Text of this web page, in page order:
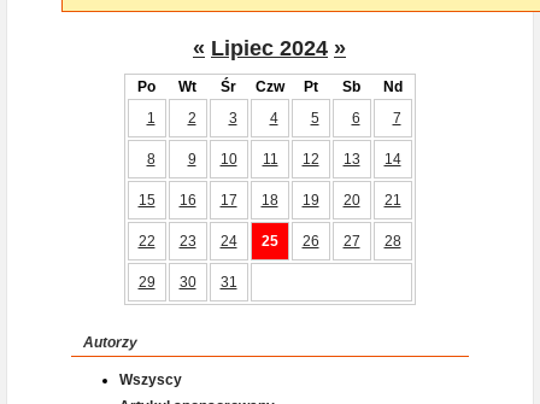
« Lipiec 2024 »
Po Wt Śr Czw Pt Sb
Nd
1
2 3 4 5 6 7
8 9 10 11 12 13 14
15 16 17 18 19 20 21
22 23 24 25 26 27 28
29 30 31
Autorzy
Wszyscy